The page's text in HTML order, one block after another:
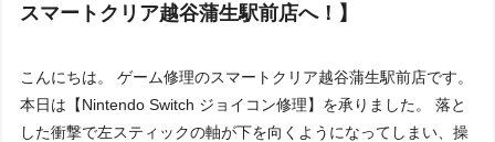
スマートクリア越谷蒲生駅前店へ！】
こんにちは。 ゲーム修理のスマートクリア越谷蒲生駅前店です。
本日は【Nintendo Switch ジョイコン修理】を承りました。 落と
した衝撃で左スティックの軸が下を向くようになってしまい、操